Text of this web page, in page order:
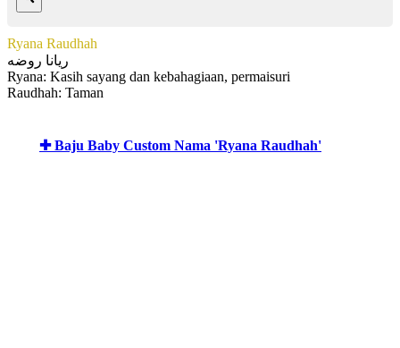
Ryana Raudhah
ريانا روضه
Ryana: Kasih sayang dan kebahagiaan, permaisuri
Raudhah: Taman
✚ Baju Baby Custom Nama 'Ryana Raudhah'